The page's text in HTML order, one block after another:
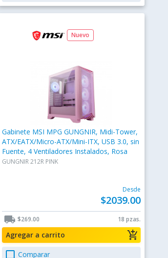
Nuevo
Gabinete MSI MPG GUNGNIR, Midi-Tower,
ATX/EATX/Micro-ATX/Mini-ITX, USB 3.0, sin
Fuente, 4 Ventiladores Instalados, Rosa
GUNGNIR 212R PINK
Desde
$2039.00
local_shipping $269.00 18 pzas.
add_shopping_cart
Agregar a carrito
check_box_outline_blank Comparar